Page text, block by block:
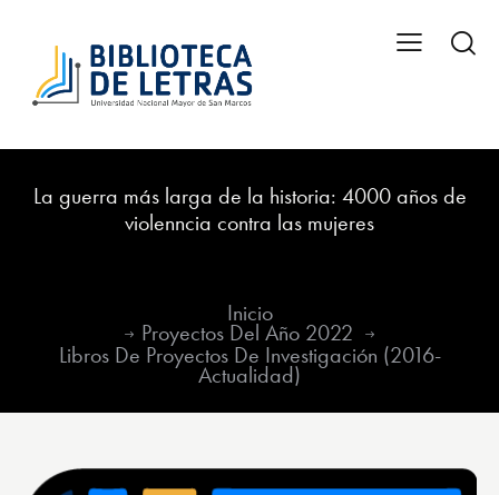
La guerra más larga de la historia: 4000 años de
violenncia contra las mujeres
Inicio
Proyectos Del Año 2022
Libros De Proyectos De Investigación (2016-
Actualidad)